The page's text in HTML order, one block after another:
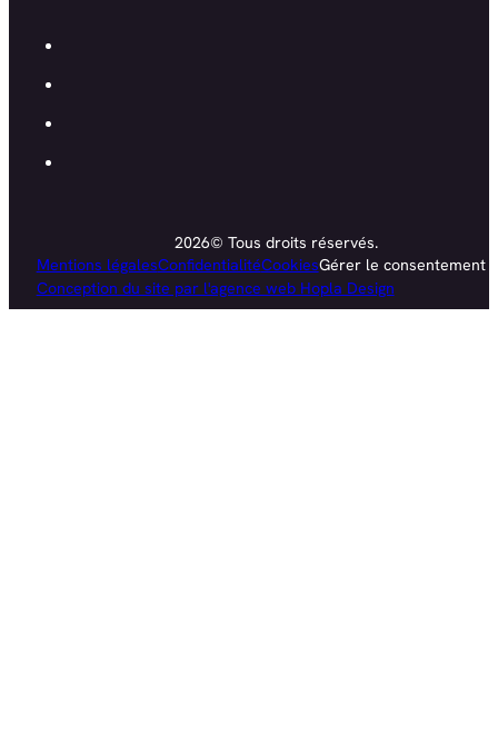
2026© Tous droits réservés.
Mentions légalesConfidentialitéCookiesGérer le consentement
Conception du site par l'agence web Hopla Design